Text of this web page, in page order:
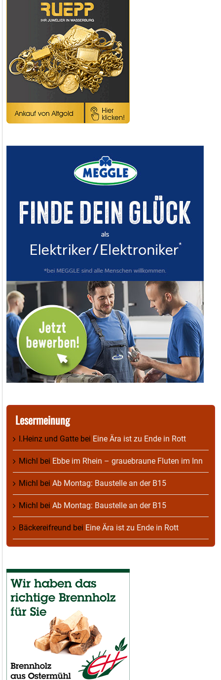
Lesermeinung
I.Heinz und Gatte bei Eine Ära ist zu Ende in Rott
Michl bei Ebbe im Rhein – grauebraune Fluten im Inn
Michl bei Ab Montag: Baustelle an der B15
Michl bei Ab Montag: Baustelle an der B15
Bäckereifreund bei Eine Ära ist zu Ende in Rott